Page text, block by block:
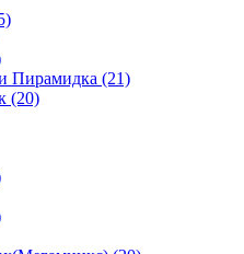
Пирамидка (21)
(20)